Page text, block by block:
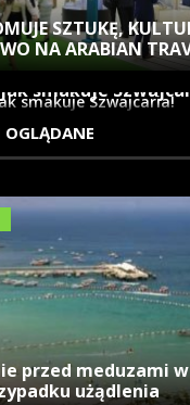
SZTUKĘ,
NA ARABIAN
smakuje
OGLĄDANE
przed meduzami
użądlenia